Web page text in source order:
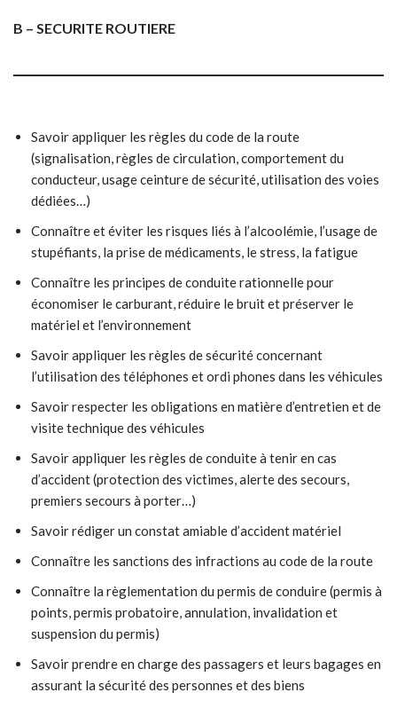
B – SECURITE ROUTIERE
Savoir appliquer les règles du code de la route
(signalisation, règles de circulation, comportement du
conducteur, usage ceinture de sécurité, utilisation des voies
dédiées…)
Connaître et éviter les risques liés à l’alcoolémie, l’usage de
stupéfiants, la prise de médicaments, le stress, la fatigue
Connaître les principes de conduite rationnelle pour
économiser le carburant, réduire le bruit et préserver le
matériel et l’environnement
Savoir appliquer les règles de sécurité concernant
l’utilisation des téléphones et ordi phones dans les véhicules
Savoir respecter les obligations en matière d’entretien et de
visite technique des véhicules
Savoir appliquer les règles de conduite à tenir en cas
d’accident (protection des victimes, alerte des secours,
premiers secours à porter…)
Savoir rédiger un constat amiable d’accident matériel
Connaître les sanctions des infractions au code de la route
Connaître la règlementation du permis de conduire (permis à
points, permis probatoire, annulation, invalidation et
suspension du permis)
Savoir prendre en charge des passagers et leurs bagages en
assurant la sécurité des personnes et des biens